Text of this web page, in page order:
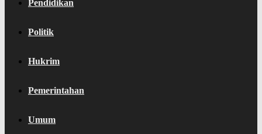
Pendidikan
Politik
Hukrim
Pemerintahan
Umum